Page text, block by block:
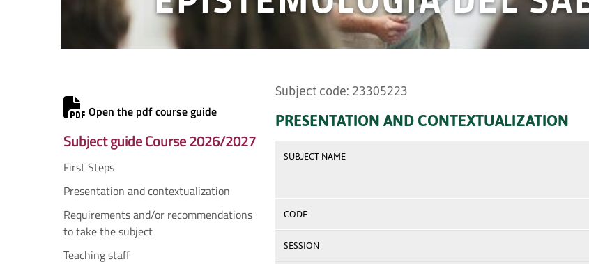
Open the pdf course guide
Subject guide Course 2026/2027
First Steps
Presentation and contextualization
Requirements and/or recommendations
to take the subject
Teaching staff
Subject code: 23305223
PRESENTATION AND CONTEXTUALIZATION
SUBJECT NAME
CODE
SESSION